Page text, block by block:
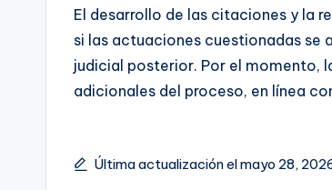
El desarrollo de las citaciones y la
si las actuaciones cuestionadas se
judicial posterior. Por el momento,
adicionales del proceso, en línea
Última actualización el mayo 28,